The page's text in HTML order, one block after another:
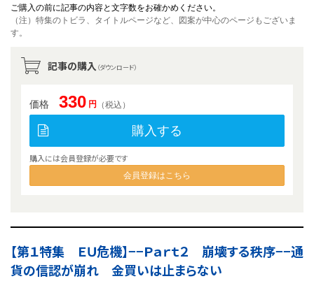
ご購入の前に記事の内容と文字数をお確かめください。
（注）特集のトビラ、タイトルページなど、図案が中心のページもございま
す。
記事の購入 （ダウンロード）
価格 330 円 （税込）
購入する
購入には会員登録が必要です
会員登録はこちら
【第１特集 ＥＵ危機】−−Ｐａｒｔ２ 崩壊する秩序−−通
貨の信認が崩れ 金買いは止まらない